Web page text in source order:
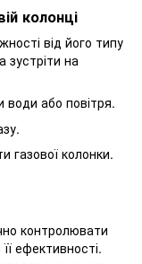
колонці
від його типу
зустріти на
води або повітря.
газової колонки.
контролювати
ефективності.